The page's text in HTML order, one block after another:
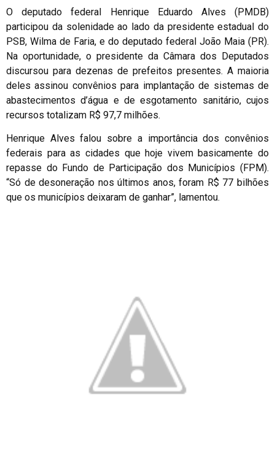
O deputado federal Henrique Eduardo Alves (PMDB)
participou da solenidade ao lado da presidente estadual do
PSB, Wilma de Faria, e do deputado federal João Maia (PR).
Na oportunidade, o presidente da Câmara dos Deputados
discursou para dezenas de prefeitos presentes. A maioria
deles assinou convênios para implantação de sistemas de
abastecimentos d’água e de esgotamento sanitário, cujos
recursos totalizam R$ 97,7 milhões.
Henrique Alves falou sobre a importância dos convênios
federais para as cidades que hoje vivem basicamente do
repasse do Fundo de Participação dos Municípios (FPM).
“Só de desoneração nos últimos anos, foram R$ 77 bilhões
que os municípios deixaram de ganhar”, lamentou.